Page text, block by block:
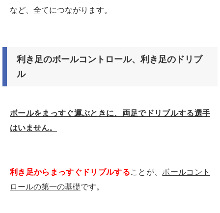
など、全てにつながります。
利き足のボールコントロール、利き足のドリブ
ル
ボールをまっすぐ運ぶときに、両足でドリブルする選手
はいません。
利き足からまっすぐドリブルすることが、 ボールコント
ロールの第一の基礎です。